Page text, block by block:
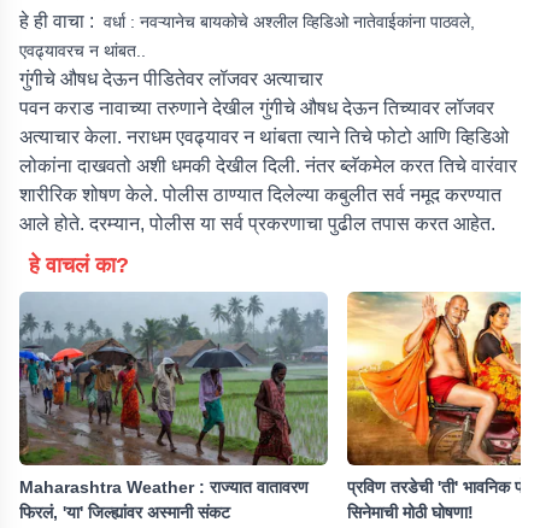
हे ही वाचा : वर्धा : नवऱ्यानेच बायकोचे अश्लील व्हिडिओ नातेवाईकांना पाठवले,
एवढ्यावरच न थांबत..
गुंगीचे औषध देऊन पीडितेवर लॉजवर अत्याचार
पवन कराड नावाच्या तरुणाने देखील गुंगीचे औषध देऊन तिच्यावर लॉजवर
अत्याचार केला. नराधम एवढ्यावर न थांबता त्याने तिचे फोटो आणि व्हिडिओ
लोकांना दाखवतो अशी धमकी देखील दिली. नंतर ब्लॅकमेल करत तिचे वारंवार
शारीरिक शोषण केले. पोलीस ठाण्यात दिलेल्या कबुलीत सर्व नमूद करण्यात
आले होते. दरम्यान, पोलीस या सर्व प्रकरणाचा पुढील तपास करत आहेत.
हे वाचलं का?
Maharashtra Weather : राज्यात वातावरण
फिरलं, 'या' जिल्ह्यांवर अस्मानी संकट
प्रविण तरडेची 'ती' भावनिक
सिनेमाची मोठी घोषणा!